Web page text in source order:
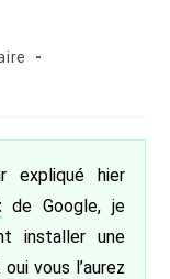
expliqué hier
de Google, je
installer une
oui vous l’aurez